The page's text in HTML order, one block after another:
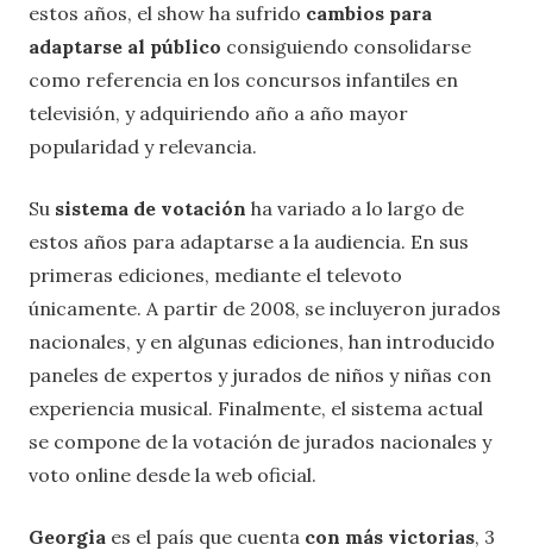
estos años, el show ha sufrido cambios para
adaptarse al público consiguiendo consolidarse
como referencia en los concursos infantiles en
televisión, y adquiriendo año a año mayor
popularidad y relevancia.
Su sistema de votación ha variado a lo largo de
estos años para adaptarse a la audiencia. En sus
primeras ediciones, mediante el televoto
únicamente. A partir de 2008, se incluyeron jurados
nacionales, y en algunas ediciones, han introducido
paneles de expertos y jurados de niños y niñas con
experiencia musical. Finalmente, el sistema actual
se compone de la votación de jurados nacionales y
voto online desde la web oficial.
Georgia es el país que cuenta con más victorias, 3